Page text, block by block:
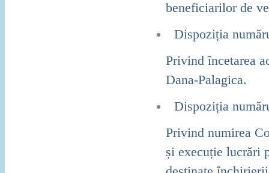
beneficiarilor de
Dispoziția
Privind încetarea
Dana-Palagica.
Dispoziția
Privind numirea
și execuție lucrări